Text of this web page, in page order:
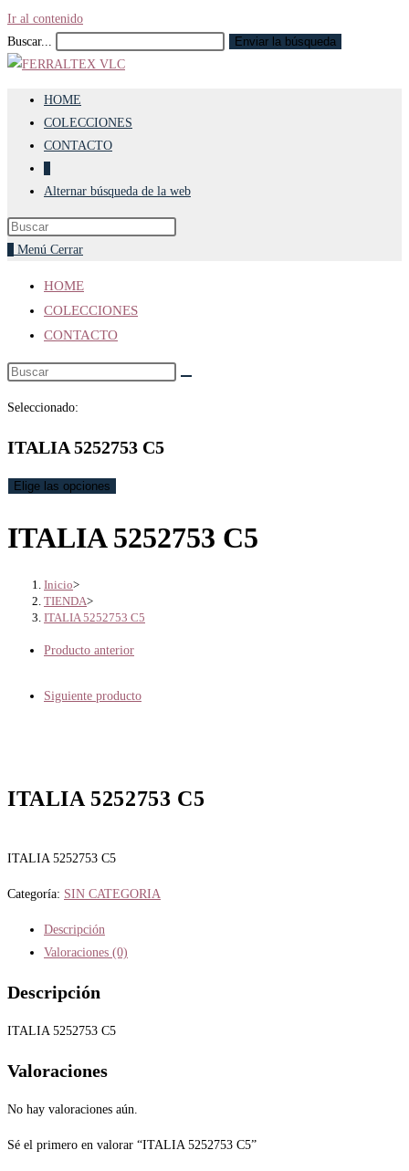
Ir al contenido
Buscar...
Enviar la búsqueda
HOME
COLECCIONES
CONTACTO
Alternar búsqueda de la web
Menú Cerrar
HOME
COLECCIONES
CONTACTO
Seleccionado:
ITALIA 5252753 C5
Elige las opciones
ITALIA 5252753 C5
Inicio>
TIENDA>
ITALIA 5252753 C5
Producto anterior
Siguiente producto
ITALIA 5252753 C5
ITALIA 5252753 C5
Categoría: SIN CATEGORIA
Descripción
Valoraciones (0)
Descripción
ITALIA 5252753 C5
Valoraciones
No hay valoraciones aún.
Sé el primero en valorar “ITALIA 5252753 C5”